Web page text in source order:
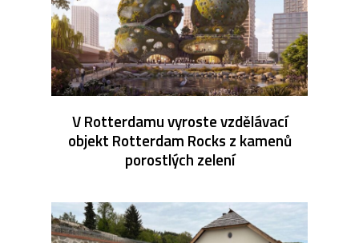
V Rotterdamu vyroste vzdělávací
objekt Rotterdam Rocks z kamenů
porostlých zelení